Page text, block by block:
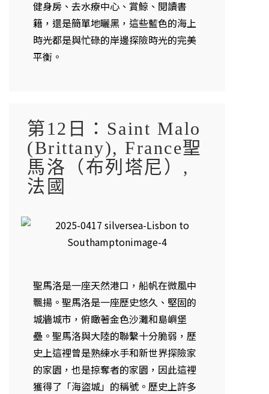
健身房、去水療中心、賞鯨、閱讀書
籍，還是簡單地曬黑，這些藍色的海上
時光都是與忙碌的岸邊探險時光的完美
平衡。
第12日：Saint Malo
(Brittany), France聖
馬洛（布列塔尼）,
法國
聖馬洛是一座天然港口，船帆在微風中
飄揚。聖馬洛是一座歷史悠久、堅固的
城牆城市，俯瞰著金色沙灘和島嶼堡
壘。聖馬洛與大陸的聯繫十分脆弱，歷
史上這裡曾是熟練水手和新世界探險家
的家園，也是掠奪者的家園，因此這裡
獲得了「海盜城」的稱號。歷史上許多